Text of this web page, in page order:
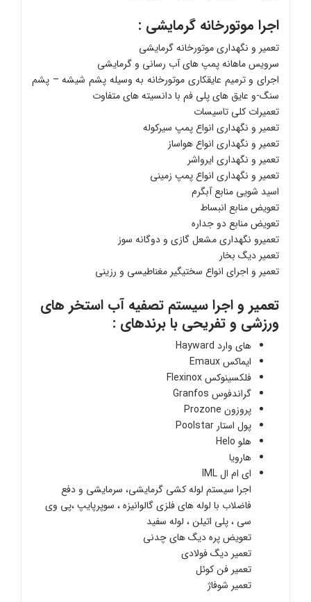
اجرا موتورخانه گرمایشی :
تعمیر و نگهداری موتورخانه گرمایشی
سرویس ماهانه پمپ های آب رسانی و گرمایشی
اجرای و ترمیم عایقکاری موتورخانه به وسیله پشم شیشه – پشم
سنگ-و عایق های پلی فم با دانسیته های متفاوت
تعمیرات کلی تاسیسات
تعمیر و نگهداری انواع پمپ سیرکوله
تعمیر و نگهداری انواع هواساز
تعمیر و نگهداری ایرواشر
تعمیر و نگهداری انواع پمپ زمینی
اسید شویی منابع آبگرم
تعویض منابع انبساط
تعویض منابع دو جداره
تعمیرو نگهداری مشعل گازی و دوگانه سوز
تعمیر دیگ بخار
تعمیر و اجرای انواع سختیگیر مغناطیسی و رزینی
تعمیر و اجرا سیستم تصفیه آب استخر های
ورزشی و تفریحی با برندهای :
های وارد Hayward
ایماکس Emaux
فلکسینوکس Flexinox
گراندفوس Granfos
پروزون Prozone
پول استار Poolstar
هلو Helo
هارویا
ای ام ال IML
اجرا سیستم لوله کشی گرمایشی، سرمایشی و دفع
فاضلاب با لوله های فلزی گالوانیزه ، سوپرپایپ ،پی وی
سی ، پلی اتیلن ، لوله سفید
تعویض پره دیگ های چدنی
تعمیر دیگ فولادی
تعمیر فن کوئل
تعمیر شوفاژ